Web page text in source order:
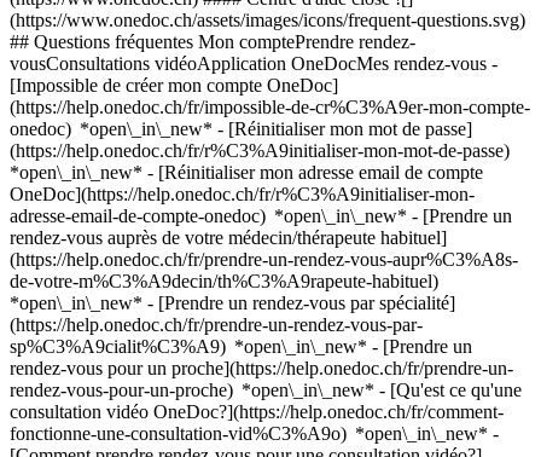
(https://www.onedoc.ch/assets/images/icons/frequent-questions.svg)
## Questions fréquentes Mon comptePrendre rendez-
vousConsultations vidéoApplication OneDocMes rendez-vous -
[Impossible de créer mon compte OneDoc]
(https://help.onedoc.ch/fr/impossible-de-cr%C3%A9er-mon-compte-
onedoc) *open\_in\_new* - [Réinitialiser mon mot de passe]
(https://help.onedoc.ch/fr/r%C3%A9initialiser-mon-mot-de-passe)
*open\_in\_new* - [Réinitialiser mon adresse email de compte
OneDoc](https://help.onedoc.ch/fr/r%C3%A9initialiser-mon-
adresse-email-de-compte-onedoc) *open\_in\_new* - [Prendre un
rendez-vous auprès de votre médecin/thérapeute habituel]
(https://help.onedoc.ch/fr/prendre-un-rendez-vous-aupr%C3%A8s-
de-votre-m%C3%A9decin/th%C3%A9rapeute-habituel)
*open\_in\_new* - [Prendre un rendez-vous par spécialité]
(https://help.onedoc.ch/fr/prendre-un-rendez-vous-par-
sp%C3%A9cialit%C3%A9) *open\_in\_new* - [Prendre un
rendez-vous pour un proche](https://help.onedoc.ch/fr/prendre-un-
rendez-vous-pour-un-proche) *open\_in\_new* - [Qu'est ce qu'une
consultation vidéo OneDoc?](https://help.onedoc.ch/fr/comment-
fonctionne-une-consultation-vid%C3%A9o) *open\_in\_new* -